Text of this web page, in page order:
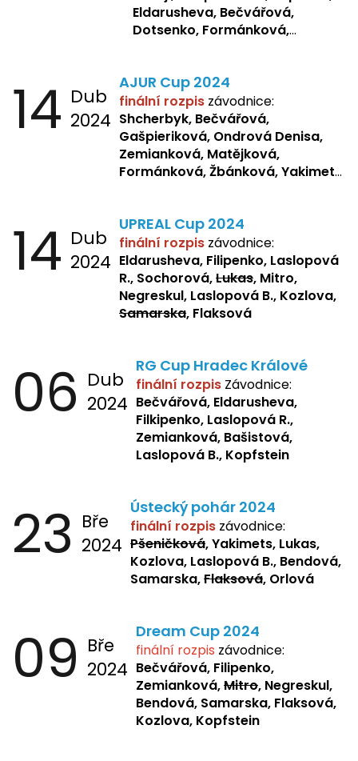
Eldarusheva, Bečvářová,
Dotsenko, Formánková,
Žbánková, Sochorová
14 Dub
2024
AJUR Cup 2024
finální rozpis závodnice:
Shcherbyk, Bečvářová,
Gašpieriková, Ondrová Denisa,
Zemianková, Matějková,
Formánková, Žbánková, Yakimets,
14 Dub
2024
UPREAL Cup 2024
finální rozpis závodnice:
Eldarusheva, Filipenko, Laslopová
R., Sochorová,Lukas, Mitro,
Negreskul, Laslopová B., Kozlova,
Samarska, Flaksová
06 Dub
2024
RG Cup Hradec Králové
finální rozpis Závodnice:
Bečvářová, Eldarusheva,
Filkipenko, Laslopová R.,
Zemianková, Bašistová,
Laslopová B., Kopfstein
23 Bře
2024
Ústecký pohár 2024
finální rozpis závodnice:
Pšeničková, Yakimets, Lukas,
Kozlova, Laslopová B., Bendová,
Samarska,Flaksová, Orlová
09 Bře
2024
Dream Cup 2024
finální rozpis závodnice:
Bečvářová, Filipenko,
Zemianková,Mitro, Negreskul,
Bendová, Samarska, Flaksová,
Kozlova, Kopfstein